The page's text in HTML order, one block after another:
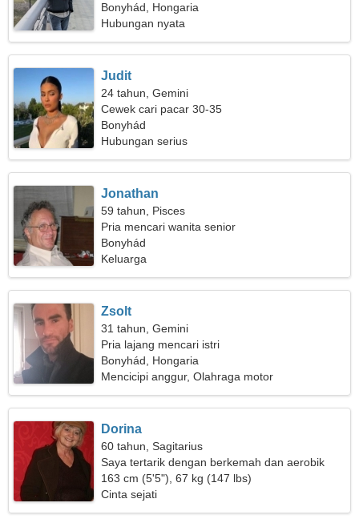
Bonyhád, Hongaria
Hubungan nyata
Judit
24 tahun, Gemini
Cewek cari pacar 30-35
Bonyhád
Hubungan serius
Jonathan
59 tahun, Pisces
Pria mencari wanita senior
Bonyhád
Keluarga
Zsolt
31 tahun, Gemini
Pria lajang mencari istri
Bonyhád, Hongaria
Mencicipi anggur, Olahraga motor
Dorina
60 tahun, Sagitarius
Saya tertarik dengan berkemah dan aerobik
163 cm (5'5"), 67 kg (147 lbs)
Cinta sejati